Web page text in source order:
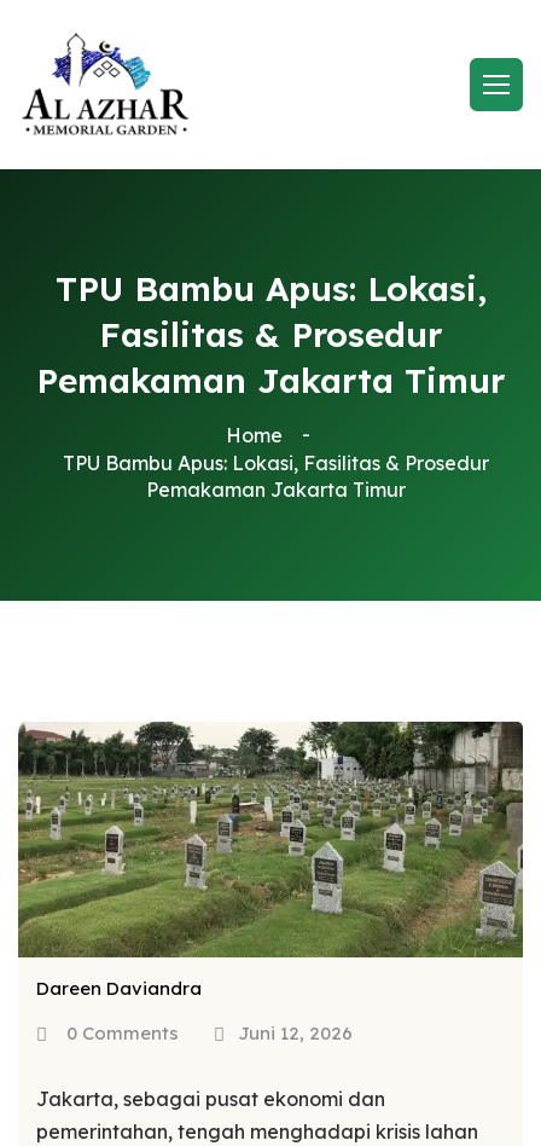
TPU Bambu Apus: Lokasi,
Fasilitas & Prosedur
Pemakaman Jakarta Timur
Home
TPU Bambu Apus: Lokasi, Fasilitas & Prosedur
Pemakaman Jakarta Timur
Dareen Daviandra
0 Comments
Juni 12, 2026
Jakarta, sebagai pusat ekonomi dan
pemerintahan, tengah menghadapi krisis lahan